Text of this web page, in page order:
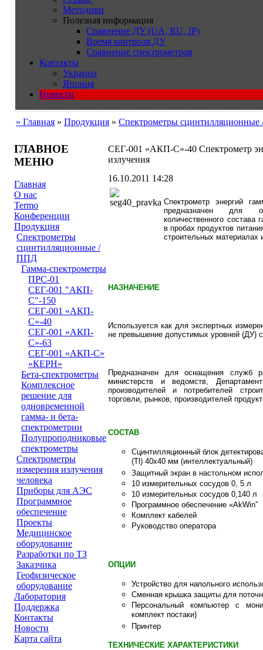
Методики
Полезная информация
Сравнение ДУ (UA, RU, JP)
Время контроля ДУ
Сравнение спектрометров
Контакты
Украина
Япония
Новости
» Главная » Продукция » Cпектрометры
ГЛАВНОЕ
МЕНЮ
Главная
О нас
Termo
Конференции
Продукция
Cпектрометры
сцинтилляционные /
ППД
Гамма-спектрометры
ПРС-01
СЕГ-001 "АКП-
С"-150
СЕГ-001 «АКП-
С»-40
СЕГ-001 «АКП-
С»-63
СЕГ-001 «АКП-С»
«КЕРН»
Бета-спектрометры
Комплексное
решение для
одновременной
гамма- и бета-
спектрометрии
Полупроподниковые
спектрометры
Cпектрометры
измерения излучения
человека
Приборы для АЭС
Программное
обеспечение
Проeкты
Медицинское
оборудование
Разработки по ТЗ
Заказчика
Геофизическое
оборудование
Лаборатория
Поддержка
Контакты
Новости
Карта сайта
СЕГ-001 «АКП-С»-40 Спектрометр
излучения
16.10.2011 14:28
Спектрометр энергий
предназначен для
количественного
впробах продуктов
строительных материалах
НАЗНАЧЕНИЕ
Используется как для экспертных
не превышение допустимых уровней (ДУ)
Предназначен для оснащения служб
министерств и ведомств,
производителей и потребителей
торговли, рынков, производителей
СОСТАВ
Сцинтилляционный блок
(Tl) 40х40 мм (интеллектуальный)
Защитный экран в настольном
10 измерительных сосудов 0, 5 л
10 измерительных сосудов 0,140 л
Программное обеспечение «AkWin”
Комплект кабелей
Руководство оператора
ОПЦИИ
Устройство для напольного
Cменная крышка защиты для
Персональный компьютер с
комплект постаки)
Принтер
ТЕХНИЧЕСКИЕ ХАРАКТЕРИСТИКИ